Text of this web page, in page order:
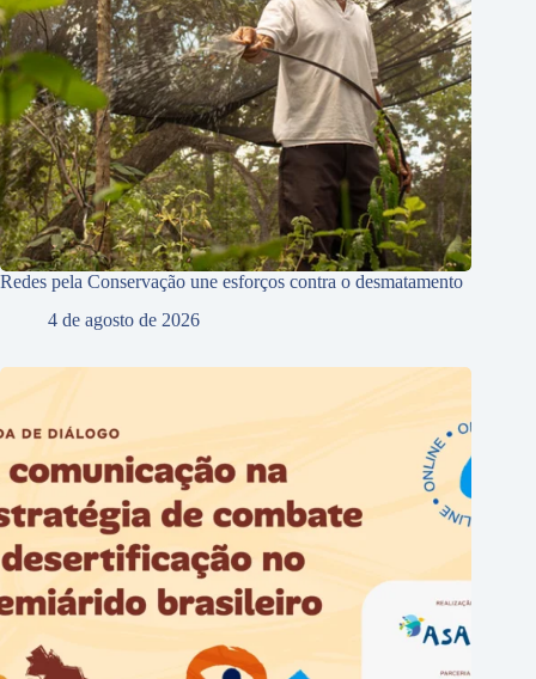
Redes pela Conservação une esforços contra o desmatamento
4 de agosto de 2026